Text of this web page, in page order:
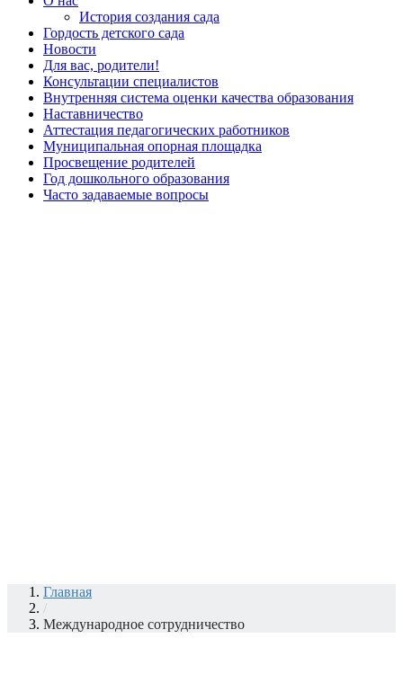
История создания сада
Гордость детского сада
Новости
Для вас, родители!
Консультации специалистов
Внутренняя система оценки качества образования
Наставничество
Аттестация педагогических работников
Муниципальная опорная площадка
Просвещение родителей
Год дошкольного образования
Часто задаваемые вопросы
Главная
/
Международное сотрудничество